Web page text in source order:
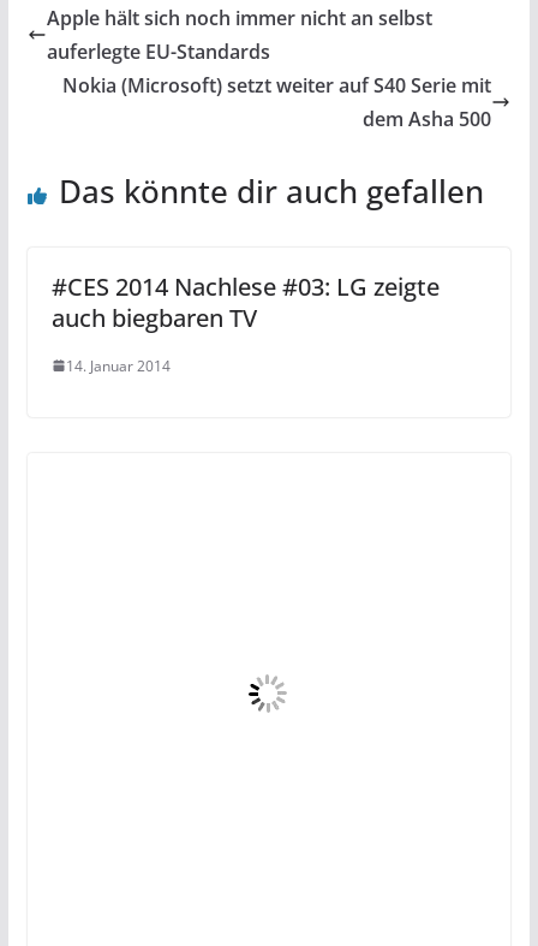
Apple hält sich noch immer nicht an selbst
auferlegte EU-Standards
Nokia (Microsoft) setzt weiter auf S40 Serie mit
dem Asha 500
Das könnte dir auch gefallen
#CES 2014 Nachlese #03: LG zeigte
auch biegbaren TV
14. Januar 2014